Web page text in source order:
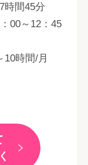
時間45分
00～12：45
10時間/月